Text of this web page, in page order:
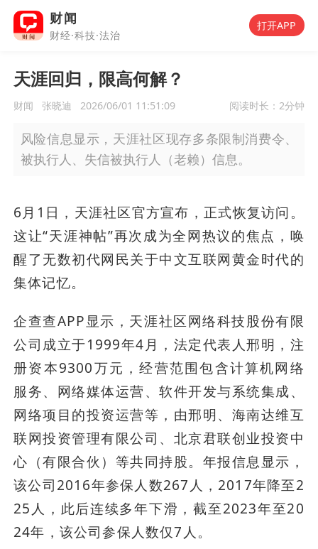
财闻
财经·科技·法治
打开APP
天涯回归，限高何解？
财闻 张晓迪 2026/06/01 11:51:09 阅读时长： 2分钟
风险信息显示，天涯社区现存多条限制消费令、
被执行人、失信被执行人（老赖）信息。
6月1日，天涯社区官方宣布，正式恢复访问。
这让“天涯神帖”再次成为全网热议的焦点，唤
醒了无数初代网民关于中文互联网黄金时代的
集体记忆。
企查查APP显示，天涯社区网络科技股份有限
公司成立于1999年4月，法定代表人邢明，注
册资本9300万元，经营范围包含计算机网络
服务、网络媒体运营、软件开发与系统集成、
网络项目的投资运营等，由邢明、海南达维互
联网投资管理有限公司、北京君联创业投资中
心（有限合伙）等共同持股。年报信息显示，
该公司2016年参保人数267人，2017年降至2
25人，此后连续多年下滑，截至2023年至20
24年，该公司参保人数仅7人。